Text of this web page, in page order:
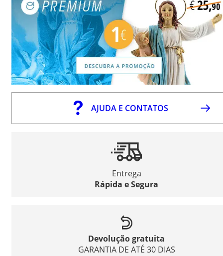
AJUDA E CONTATOS
Entrega
Rápida e Segura
Devolução gratuita
GARANTIA DE ATÉ 30 DIAS